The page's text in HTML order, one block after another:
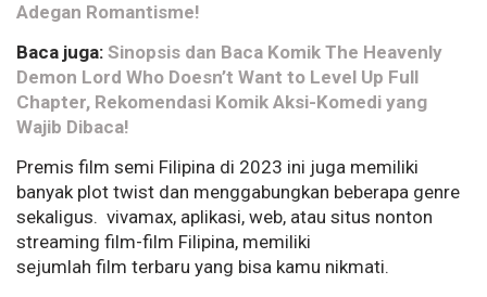
Adegan Romantisme!
Baca juga: Sinopsis dan Baca Komik The Heavenly
Demon Lord Who Doesn’t Want to Level Up Full
Chapter, Rekomendasi Komik Aksi-Komedi yang
Wajib Dibaca!
Premis film semi Filipina di 2023 ini juga memiliki
banyak plot twist dan menggabungkan beberapa genre
sekaligus. vivamax, aplikasi, web, atau situs nonton
streaming film-film Filipina, memiliki
sejumlah film terbaru yang bisa kamu nikmati.